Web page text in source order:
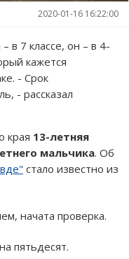
2020-01-16 16:22:00
в 7 классе, он – в 4-
кажется
- Срок
- рассказал
края 13-летняя
мальчика. Об
стало известно из
начата проверка.
пятьдесят.